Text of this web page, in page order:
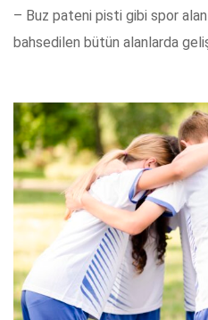
– Buz pateni pisti gibi spor
bahsedilen bütün alanlarda